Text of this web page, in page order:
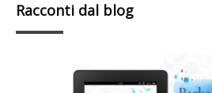
Racconti dal blog